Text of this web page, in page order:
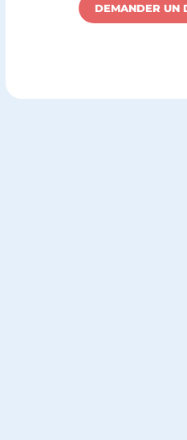
DEMANDER UN